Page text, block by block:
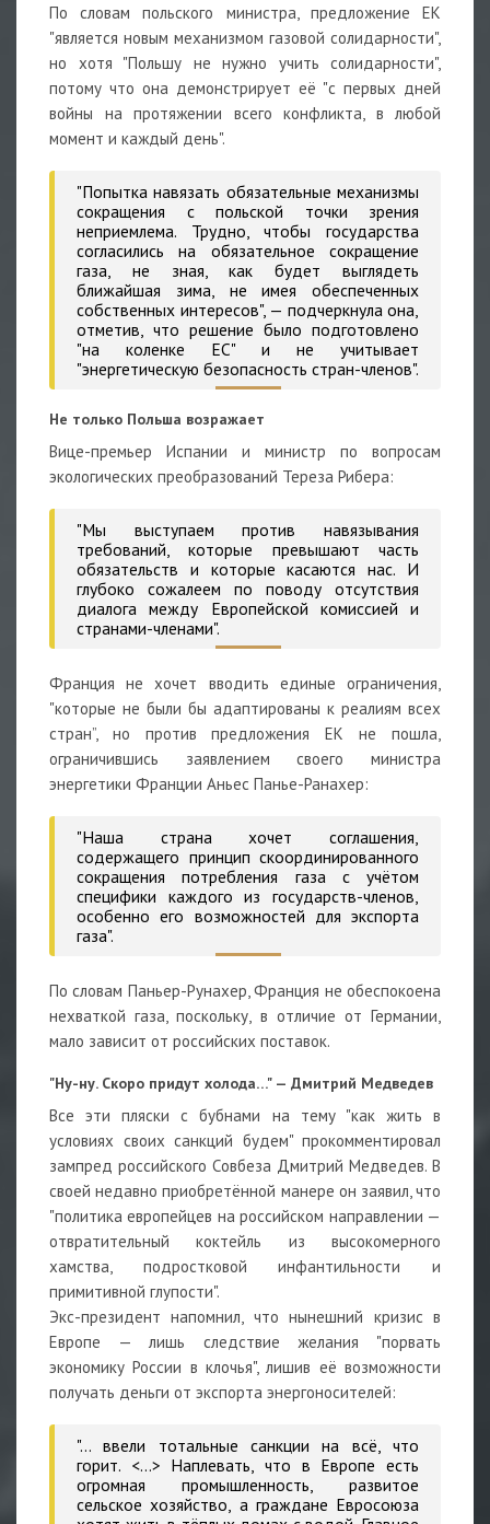
По словам польского министра, предложение ЕК
"является новым механизмом газовой солидарности",
но хотя "Польшу не нужно учить солидарности",
потому что она демонстрирует её "с первых дней
войны на протяжении всего конфликта, в любой
момент и каждый день".
"Попытка навязать обязательные механизмы
сокращения с польской точки зрения
неприемлема. Трудно, чтобы государства
согласились на обязательное сокращение
газа, не зная, как будет выглядеть
ближайшая зима, не имея обеспеченных
собственных интересов", — подчеркнула она,
отметив, что решение было подготовлено
"на коленке ЕС" и не учитывает
"энергетическую безопасность стран-членов".
Не только Польша возражает
Вице-премьер Испании и министр по вопросам
экологических преобразований Тереза Рибера:
"Мы выступаем против навязывания
требований, которые превышают часть
обязательств и которые касаются нас. И
глубоко сожалеем по поводу отсутствия
диалога между Европейской комиссией и
странами-членами".
Франция не хочет вводить единые ограничения,
"которые не были бы адаптированы к реалиям всех
стран”, но против предложения ЕК не пошла,
ограничившись заявлением своего министра
энергетики Франции Аньес Панье-Ранахер:
"Наша страна хочет соглашения,
содержащего принцип скоординированного
сокращения потребления газа с учётом
специфики каждого из государств-членов,
особенно его возможностей для экспорта
газа".
По словам Паньер-Рунахер, Франция не обеспокоена
нехваткой газа, поскольку, в отличие от Германии,
мало зависит от российских поставок.
"Ну-ну. Скоро придут холода…" — Дмитрий Медведев
Все эти пляски с бубнами на тему "как жить в
условиях своих санкций будем" прокомментировал
зампред российского Совбеза Дмитрий Медведев. В
своей недавно приобретённой манере он заявил, что
"политика европейцев на российском направлении —
отвратительный коктейль из высокомерного
хамства, подростковой инфантильности и
примитивной глупости".
Экс-президент напомнил, что нынешний кризис в
Европе — лишь следствие желания "порвать
экономику России в клочья", лишив её возможности
получать деньги от экспорта энергоносителей:
"… ввели тотальные санкции
на всё, что
горит. <…> Наплевать, что в Европе есть
огромная промышленность, развитое
сельское хозяйство, а граждане Евросоюза